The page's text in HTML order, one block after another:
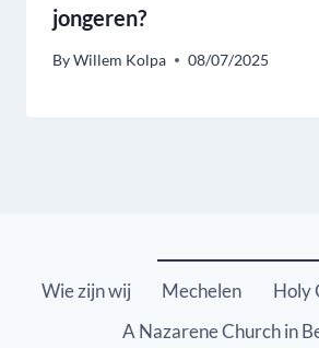
jongeren?
ByWillem Kolpa 08/07/2025
Wie zijn wij Mechelen Holy
A Nazarene Church in